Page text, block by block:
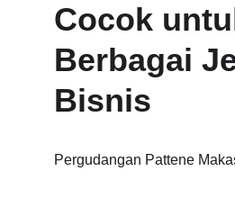
Cocok
Berbagai
Bisnis
Pergudangan Pattene